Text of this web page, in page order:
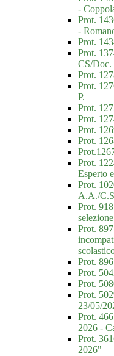
-
Prot.
-
Prot.
Prot.
CS/Doc.
Prot.
Prot.
P.
Prot.
Prot.
Prot.
Prot.
Prot.
Esperto
Prot.
A.A./
Prot.
Prot.
Prot.
Prot.
Prot.
Prot.
23/05/
Prot.
2026 -
Prot.
2026"